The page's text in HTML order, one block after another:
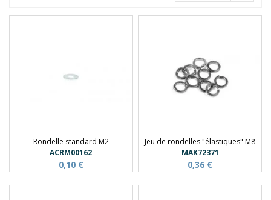
Rondelle standard M2
ACRM00162
0,10 €
Jeu de rondelles "élastiques" M8
MAK72371
0,36 €